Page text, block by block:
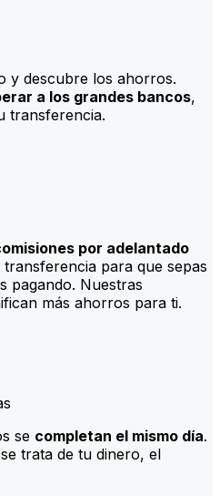
y descubre los ahorros.
a los grandes bancos,
transferencia.
por adelantado
para que sepas
pagando. Nuestras
más ahorros para ti.
se completan el mismo día.
trata de tu dinero, el